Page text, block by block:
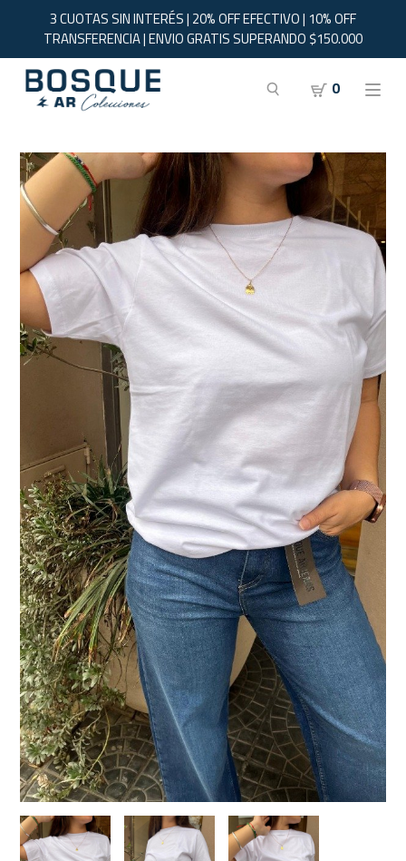
3 CUOTAS SIN INTERÉS | 20% OFF EFECTIVO | 10% OFF
TRANSFERENCIA | ENVIO GRATIS SUPERANDO $150.000
0